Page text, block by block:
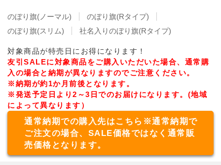
のぼり旗(ノーマル)
のぼり旗(Rタイプ)
のぼり旗(スリム)
社名入りのぼり旗(Rタイプ)
対象商品が特売日にお得になります！
友引SALEに対象商品をご購入いただいた場合、通常購
入の場合と納期が異なりますのでご注意ください。
※納期が約1か月前後となります。
※発送予定日より2～3日でのお届けになります。(地域
によって異なります）
通常納期での購入先はこちら※通常納期で
ご注文の場合、SALE価格ではなく通常販
売価格となります。